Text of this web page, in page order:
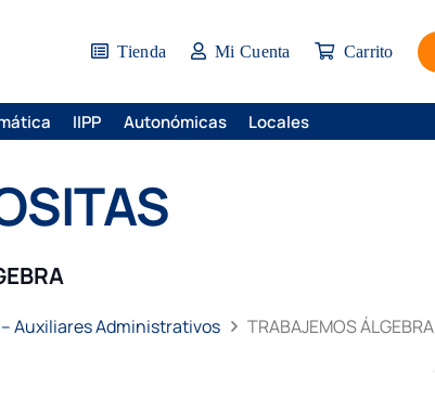
Tienda Mi Cuenta Carrito
IIPP Autonómicas Locales
Auxiliares Administrativos TRABAJEMOS ÁLGEBRA